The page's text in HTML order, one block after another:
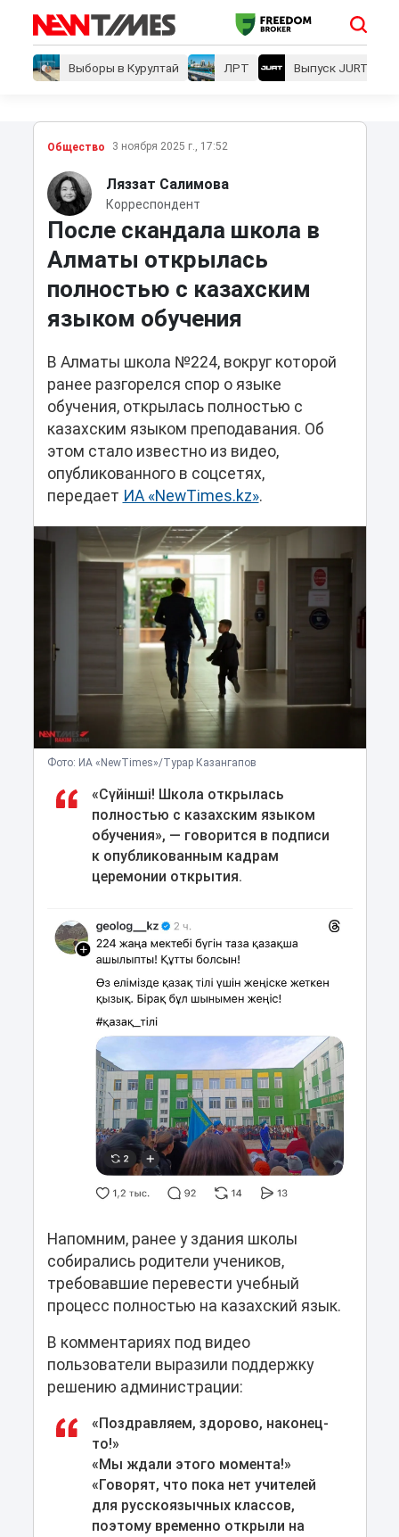
Выборы в Курултай ЛРТ Выпуск JURT
Общество 3 ноября 2025 г., 17:52
Ляззат Салимова
Корреспондент
После скандала школа в
Алматы открылась
полностью с казахским
языком обучения
В Алматы школа №224, вокруг которой
ранее разгорелся спор о языке
обучения, открылась полностью с
казахским языком преподавания. Об
этом стало известно из видео,
опубликованного в соцсетях,
передает ИА «NewTimes.kz».
Фото: ИА «NewTimes»/Турар Казангапов
«Сүйінші! Школа открылась
полностью с казахским языком
обучения», — говорится в подписи
к опубликованным кадрам
церемонии открытия.
Напомним, ранее у здания школы
собирались родители учеников,
требовавшие перевести учебный
процесс полностью на казахский язык.
В комментариях под видео
пользователи выразили поддержку
решению администрации:
«Поздравляем, здорово, наконец-
то!»
«Мы ждали этого момента!»
«Говорят, что пока нет учителей
для русскоязычных классов,
поэтому временно открыли на